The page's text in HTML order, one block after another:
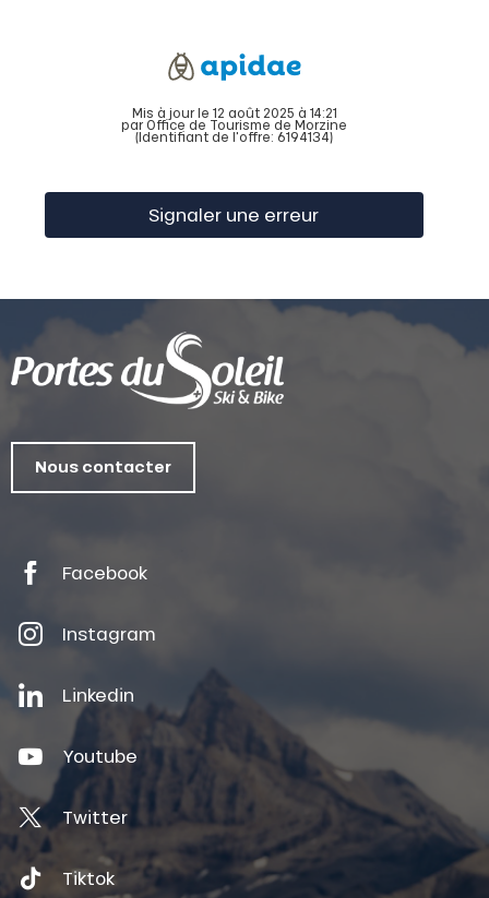
Mis à jour le 12 août 2025 à 14:21
par Office de Tourisme de Morzine
(Identifiant de l'offre: 6194134)
Signaler une erreur
Nous contacter
Facebook
Instagram
Linkedin
Youtube
Twitter
Tiktok